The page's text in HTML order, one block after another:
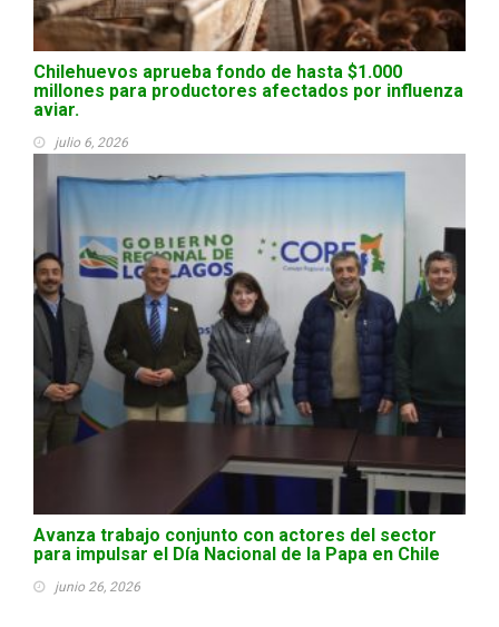
Chilehuevos aprueba fondo de hasta $1.000
millones para productores afectados por influenza
aviar.
julio 6, 2026
Avanza trabajo conjunto con actores del sector
para impulsar el Día Nacional de la Papa en Chile
junio 26, 2026